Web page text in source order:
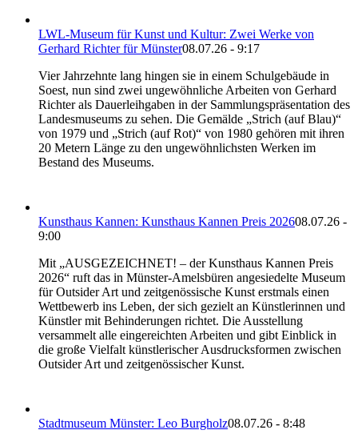
LWL-Museum für Kunst und Kultur: Zwei Werke von
Gerhard Richter für Münster08.07.26 - 9:17
Vier Jahrzehnte lang hingen sie in einem Schulgebäude in
Soest, nun sind zwei ungewöhnliche Arbeiten von Gerhard
Richter als Dauerleihgaben in der Sammlungspräsentation des
Landesmuseums zu sehen. Die Gemälde „Strich (auf Blau)“
von 1979 und „Strich (auf Rot)“ von 1980 gehören mit ihren
20 Metern Länge zu den ungewöhnlichsten Werken im
Bestand des Museums.
Kunsthaus Kannen: Kunsthaus Kannen Preis 202608.07.26 -
9:00
Mit „AUSGEZEICHNET! – der Kunsthaus Kannen Preis
2026“ ruft das in Münster-Amelsbüren angesiedelte Museum
für Outsider Art und zeitgenössische Kunst erstmals einen
Wettbewerb ins Leben, der sich gezielt an Künstlerinnen und
Künstler mit Behinderungen richtet. Die Ausstellung
versammelt alle eingereichten Arbeiten und gibt Einblick in
die große Vielfalt künstlerischer Ausdrucksformen zwischen
Outsider Art und zeitgenössischer Kunst.
Stadtmuseum Münster: Leo Burgholz08.07.26 - 8:48